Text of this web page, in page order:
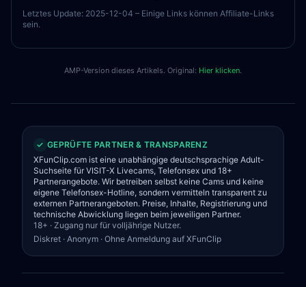
Letztes Update: 2025-12-04 – Einige Links können Affiliate-Links
sein.
AMP-Version dieses Artikels. Original: Hier klicken.
✓ GEPRÜFTE PARTNER & TRANSPARENZ
XFunClip.com ist eine unabhängige deutschsprachige Adult-
Suchseite für VISIT-X Livecams, Telefonsex und 18+
Partnerangebote. Wir betreiben selbst keine Cams und keine
eigene Telefonsex-Hotline, sondern vermitteln transparent zu
externen Partnerangeboten. Preise, Inhalte, Registrierung und
technische Abwicklung liegen beim jeweiligen Partner.
18+ · Zugang nur für volljährige Nutzer.
Diskret · Anonym · Ohne Anmeldung auf XFunClip